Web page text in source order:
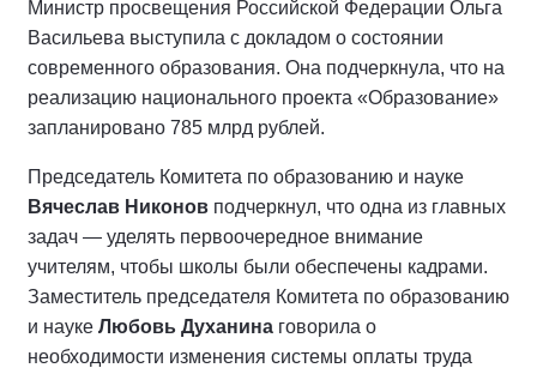
Министр просвещения Российской Федерации Ольга
Васильева выступила с докладом о состоянии
современного образования. Она подчеркнула, что на
реализацию национального проекта «Образование»
запланировано 785 млрд рублей.
Председатель Комитета по образованию и науке
Вячеслав Никонов подчеркнул, что одна из главных
задач — уделять первоочередное внимание
учителям, чтобы школы были обеспечены кадрами.
Заместитель председателя Комитета по образованию
и науке Любовь Духанина говорила о
необходимости изменения системы оплаты труда